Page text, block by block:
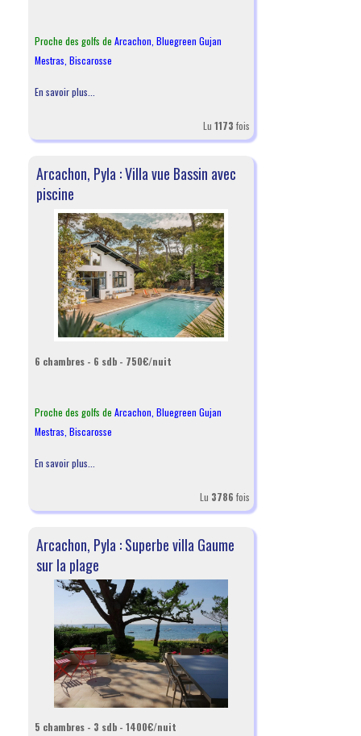
Proche des golfs de Arcachon Bluegreen Gujan
Mestras Biscarosse
En savoir plus...
Lu 1173 fois
Arcachon, Pyla : Villa vue Bassin avec
piscine
6 chambres - 6 sdb - 750€/nuit
Proche des golfs de Arcachon Bluegreen Gujan
Mestras Biscarosse
En savoir plus...
Lu 3786 fois
Arcachon, Pyla : Superbe villa Gaume
sur la plage
5 chambres - 3 sdb - 1400€/nuit